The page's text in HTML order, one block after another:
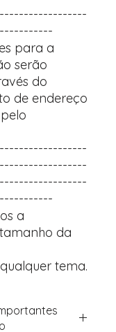
para a
serão
do
de endereço
a
da
tema.